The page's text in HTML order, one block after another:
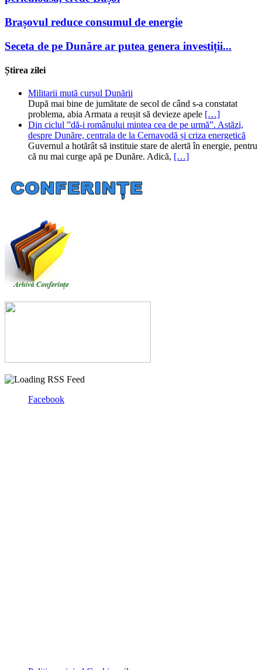
Brașovul reduce consumul de energie
Seceta de pe Dunăre ar putea genera investiții...
Știrea zilei
Militarii mută cursul Dunării
După mai bine de jumătate de secol de când s-a constatat
problema, abia Armata a reușit să devieze apele […]
Din ciclul ”dă-i românului mintea cea de pe urmă”. Astăzi,
despre Dunăre, centrala de la Cernavodă și criza energetică
Guvernul a hotărât să instituie stare de alertă în energie, pentru
că nu mai curge apă pe Dunăre. Adică, […]
Facebook